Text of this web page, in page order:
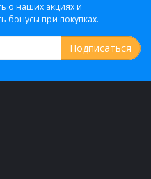
о наших акциях и
бонусы при покупках.